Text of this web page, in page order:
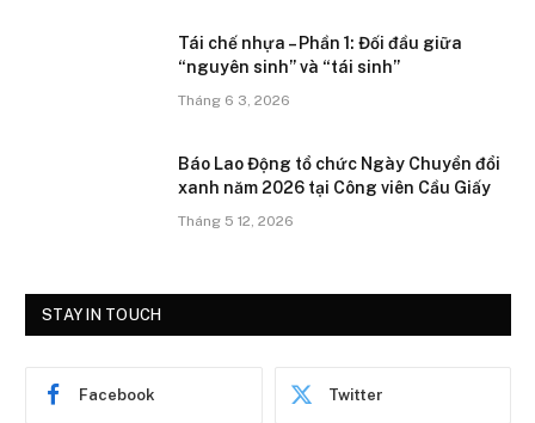
Tái chế nhựa – Phần 1: Đối đầu giữa
“nguyên sinh” và “tái sinh”
Tháng 6 3, 2026
Báo Lao Động tổ chức Ngày Chuyển đổi
xanh năm 2026 tại Công viên Cầu Giấy
Tháng 5 12, 2026
STAY IN TOUCH
Facebook Twitter